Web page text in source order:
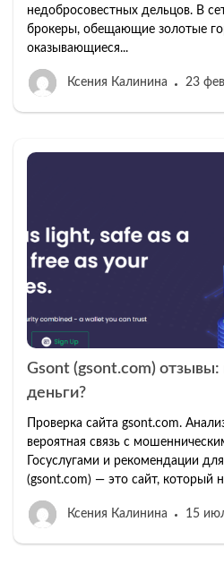
недобросовестных дельцов. В
брокеры, обещающие золотые
оказывающиеся...
Ксения Калинина 23
Gsont (gsont.com) отзывы:
деньги?
Проверка сайта gsont.com.
вероятная связь с
Госуслугами и рекомендации
(gsont.com) — это сайт, который
Ксения Калинина 15